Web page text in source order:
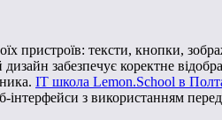
пристроїв: тексти, кнопки,
забезпечує коректне
IT школа Lemon.School в
інтерфейси з використанням